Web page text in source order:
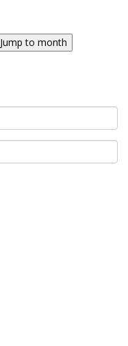
Jump to month